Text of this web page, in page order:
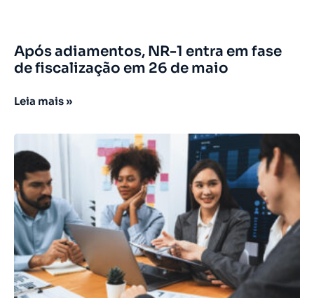
Após adiamentos, NR-1 entra em fase
de fiscalização em 26 de maio
Leia mais »